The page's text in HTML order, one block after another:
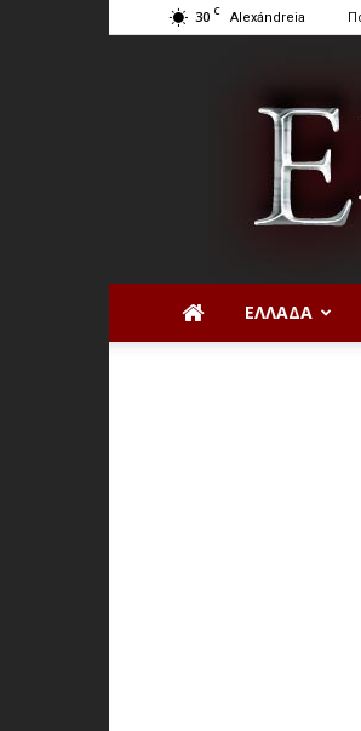
30 C Alexándreia
ΕΛΛΆΔΑ